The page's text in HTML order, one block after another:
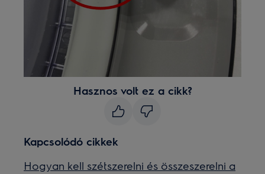
Hasznos volt ez a cikk?
Kapcsolódó cikkek
Hogyan kell szétszerelni és összeszerelni a